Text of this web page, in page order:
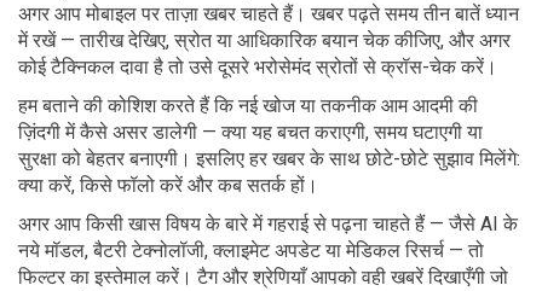
अगर आप मोबाइल पर ताज़ा खबर चाहते हैं। खबर पढ़ते समय तीन बातें ध्यान
में रखें — तारीख देखिए, स्रोत या आधिकारिक बयान चेक कीजिए, और अगर
कोई टैक्निकल दावा है तो उसे दूसरे भरोसेमंद स्रोतों से क्रॉस-चेक करें।
हम बताने की कोशिश करते हैं कि नई खोज या तकनीक आम आदमी की
ज़िंदगी में कैसे असर डालेगी — क्या यह बचत कराएगी, समय घटाएगी या
सुरक्षा को बेहतर बनाएगी। इसलिए हर खबर के साथ छोटे-छोटे सुझाव मिलेंगे:
क्या करें, किसे फॉलो करें और कब सतर्क हों।
अगर आप किसी खास विषय के बारे में गहराई से पढ़ना चाहते हैं — जैसे AI के
नये मॉडल, बैटरी टेक्नोलॉजी, क्लाइमेट अपडेट या मेडिकल रिसर्च — तो
फिल्टर का इस्तेमाल करें। टैग और श्रेणियाँ आपको वही खबरें दिखाएँगी जो